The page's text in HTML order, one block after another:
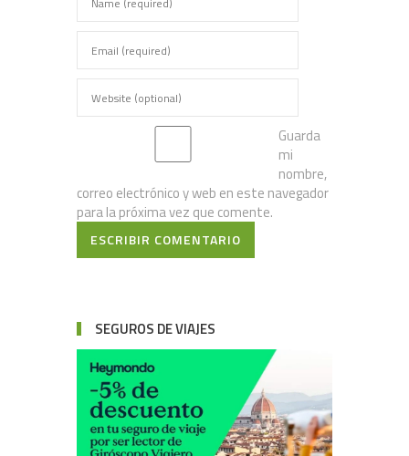
Guarda
mi
nombre,
correo electrónico y web en este navegador
para la próxima vez que comente.
ESCRIBIR COMENTARIO
SEGUROS DE VIAJES